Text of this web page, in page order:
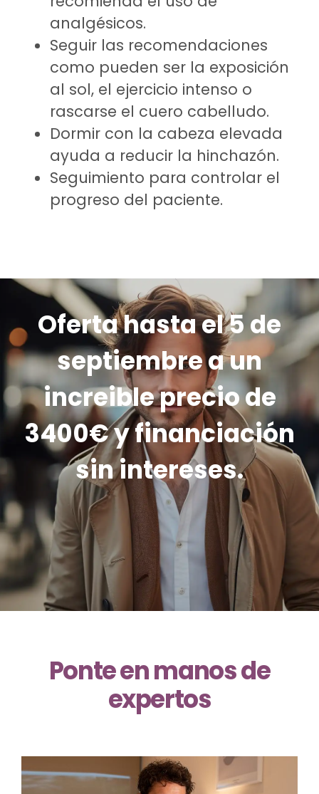
analgésicos.
Seguir las recomendaciones
como pueden ser la exposición
al sol, el ejercicio intenso o
rascarse el cuero cabelludo.
Dormir con la cabeza elevada
ayuda a reducir la hinchazón.
Seguimiento para controlar el
progreso del paciente.
Oferta hasta el 5 de
septiembre a un
increible precio de
3400€ y financiación
sin intereses.
Ponte en manos de
expertos